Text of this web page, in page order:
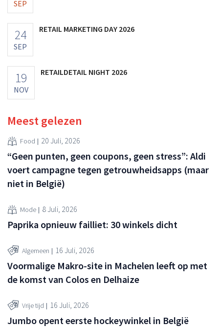
SEP
24
SEP
RETAIL MARKETING DAY 2026
19
NOV
RETAILDETAIL NIGHT 2026
Meest gelezen
Food 20 Juli, 2026
“Geen punten, geen coupons, geen stress”: Aldi
voert campagne tegen getrouwheidsapps (maar
niet in België)
Mode 8 Juli, 2026
Paprika opnieuw failliet: 30 winkels dicht
Algemeen 16 Juli, 2026
Voormalige Makro-site in Machelen leeft op met
de komst van Colos en Delhaize
Vrije tijd 16 Juli, 2026
Jumbo opent eerste hockeywinkel in België